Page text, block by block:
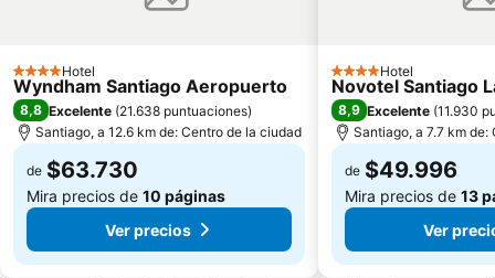
Parque Padre Hurtado
La Parva
Centro Cultural Estación Mapocho
Museo Nacional de Bellas Artes
4 Estrellas
Hotel
Wyndham Santiago Aeropuerto
8,8 Excelente (21.638 puntuaciones)
Santiago, a 12.6 km de: Centro de la ciudad
de $63.730
Mira precios de 10 páginas
Ver precios
4 Estrellas
Hotel
Novotel Santiago
8,9 Excelente (11.930
Santiago, a 7.7 km
de $49.996
Mira precios de 13
Ver